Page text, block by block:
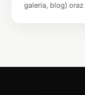
galeria, blog)